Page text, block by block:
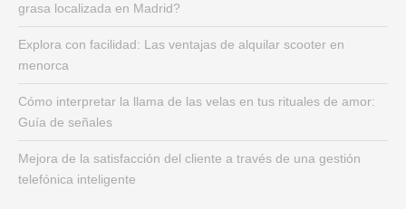
grasa localizada en Madrid?
Explora con facilidad: Las ventajas de alquilar scooter en
menorca
Cómo interpretar la llama de las velas en tus rituales de amor:
Guía de señales
Mejora de la satisfacción del cliente a través de una gestión
telefónica inteligente